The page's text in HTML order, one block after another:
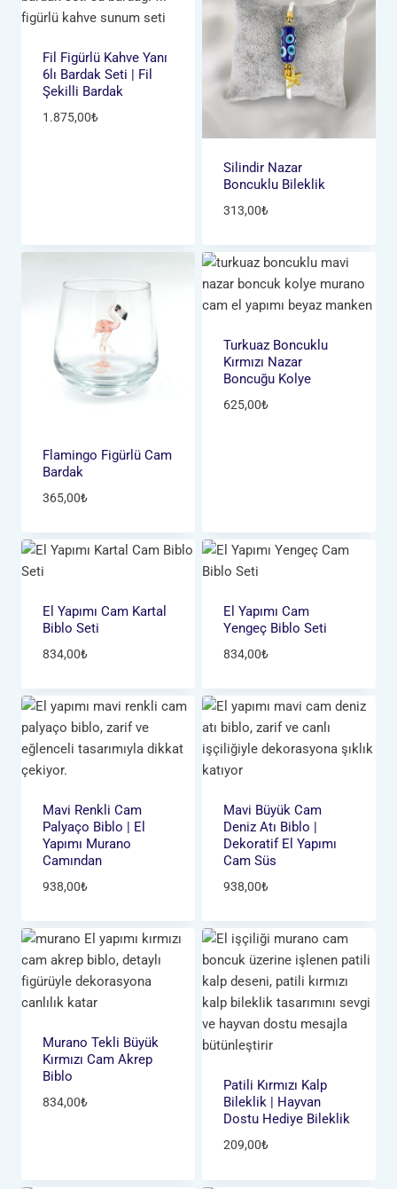
Fil Figürlü Kahve Yanı
6lı Bardak Seti | Fil
Şekilli Bardak
1.875,00₺
Silindir Nazar
Boncuklu Bileklik
313,00₺
Flamingo Figürlü Cam
Bardak
365,00₺
Turkuaz Boncuklu
Kırmızı Nazar
Boncuğu Kolye
625,00₺
El Yapımı Cam Kartal
Biblo Seti
834,00₺
El Yapımı Cam
Yengeç Biblo Seti
834,00₺
Mavi Renkli Cam
Palyaço Biblo | El
Yapımı Murano
Camından
938,00₺
Mavi Büyük Cam
Deniz Atı Biblo |
Dekoratif El Yapımı
Cam Süs
938,00₺
Murano Tekli Büyük
Kırmızı Cam Akrep
Biblo
834,00₺
Patili Kırmızı Kalp
Bileklik | Hayvan
Dostu Hediye Bileklik
209,00₺